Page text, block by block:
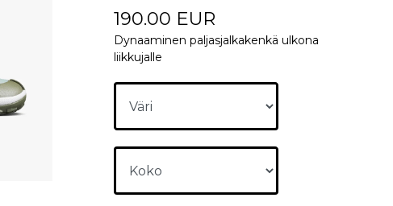
190.00 EUR
Dynaaminen paljasjalkakenkä ulkona
liikkujalle